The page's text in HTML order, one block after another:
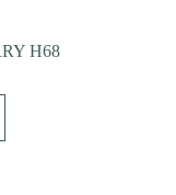
H68